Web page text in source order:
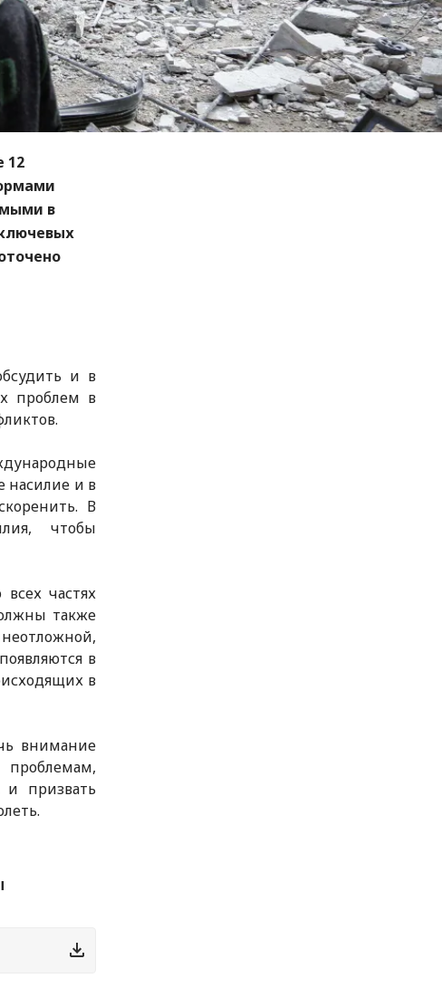
12
в
и в
проблем в
насилие и в
В
чтобы
частях
также
в
в
внимание
призвать